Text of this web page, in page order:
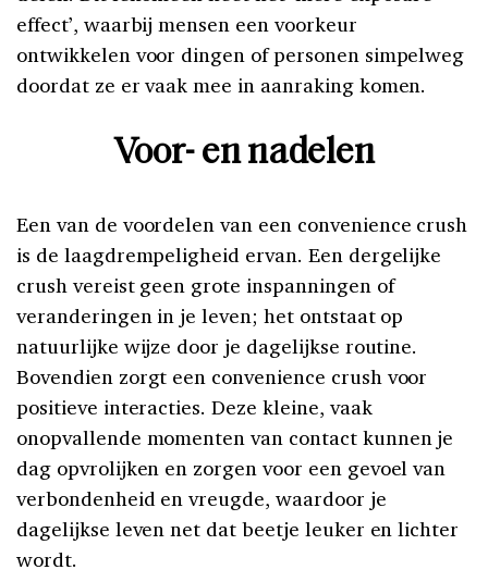
effect’, waarbij mensen een voorkeur
ontwikkelen voor dingen of personen simpelweg
doordat ze er vaak mee in aanraking komen.
Voor- en nadelen
Een van de voordelen van een convenience crush
is de laagdrempeligheid ervan. Een dergelijke
crush vereist geen grote inspanningen of
veranderingen in je leven; het ontstaat op
natuurlijke wijze door je dagelijkse routine.
Bovendien zorgt een convenience crush voor
positieve interacties. Deze kleine, vaak
onopvallende momenten van contact kunnen je
dag opvrolijken en zorgen voor een gevoel van
verbondenheid en vreugde, waardoor je
dagelijkse leven net dat beetje leuker en lichter
wordt.